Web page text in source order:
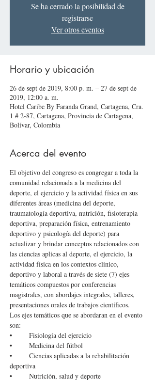
Se ha cerrado la posibilidad de
registrarse
Ver otros eventos
Horario y ubicación
26 de sept de 2019, 8:00 p. m. – 27 de sept de
2019, 12:00 a. m.
Hotel Caribe By Faranda Grand, Cartagena, Cra.
1 # 2-87, Cartagena, Provincia de Cartagena,
Bolívar, Colombia
Acerca del evento
El objetivo del congreso es congregar a toda la
comunidad relacionada a la medicina del
deporte, el ejercicio y la actividad física en sus
diferentes áreas (medicina del deporte,
traumatología deportiva, nutrición, fisioterapia
deportiva, preparación física, entrenamiento
deportivo y psicología del deporte) para
actualizar y brindar conceptos relacionados con
las ciencias aplicas al deporte, el ejercicio, la
actividad física en los contextos clínico,
deportivo y laboral a través de siete (7) ejes
temáticos compuestos por conferencias
magistrales, con abordajes integrales, talleres,
presentaciones orales de trabajos científicos.
Los ejes temáticos que se abordaran en el evento
son:
•	Fisiología del ejercicio
•	Medicina del fútbol
•	Ciencias aplicadas a la rehabilitación
deportiva
•	Nutrición, salud y deporte